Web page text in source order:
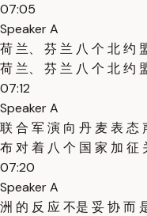
07:05
Speaker A
荷 兰、 芬 兰 八 个 北 约
荷 兰、 芬 兰 八 个 北 约
07:12
Speaker A
联 合 军 演 向 丹 麦 表 态
布 对 着 八 个 国 家 加 征
07:20
Speaker A
洲 的 反 应 不是 妥 协 而